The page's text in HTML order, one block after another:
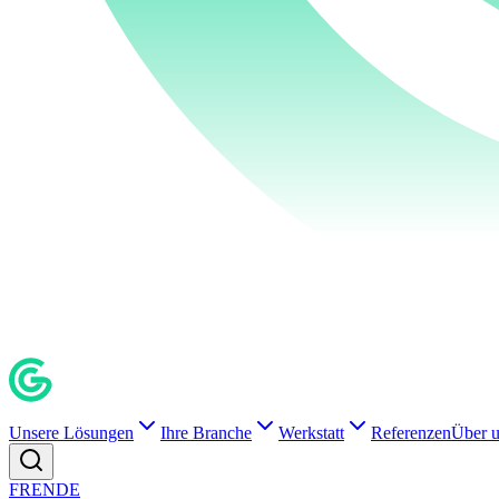
Unsere Lösungen Ihre Branche Werkstatt ReferenzenÜber
FRENDE